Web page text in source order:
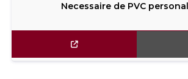
Necessaire de PVC